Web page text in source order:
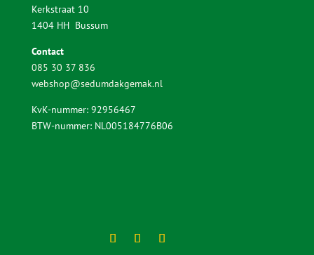
Kerkstraat 10
1404 HH Bussum
Contact
085 30 37 836
webshop@sedumdakgemak.nl
KvK-nummer: 92956467
BTW-nummer: NL005184776B06